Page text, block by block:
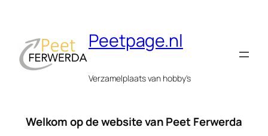
Peetpage.nl
Verzamelplaats van hobby's
Welkom op de website van Peet Ferwerda